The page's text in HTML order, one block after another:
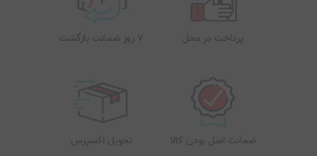
پرداخت در محل 7 روز ضمانت بازگشت
ضمانت اصل بودن کالا تحویل اکسپرس